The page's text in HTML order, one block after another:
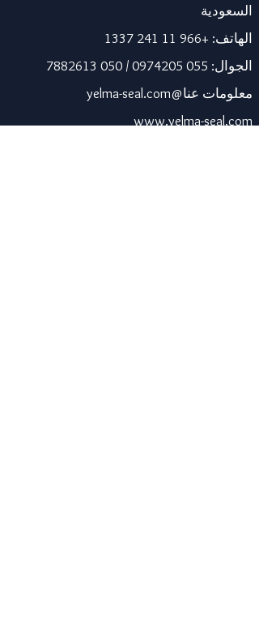
السعودية
الهاتف: +966 11 241 1337
الجوال: 055 0974205
/
050 7882613
معلومات عنا@yelma-seal.com
www.yelma-seal.com